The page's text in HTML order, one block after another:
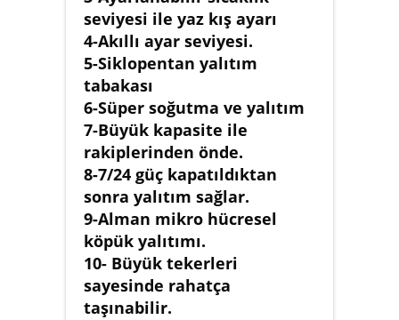
seviyesi ile yaz kış ayarı
4-Akıllı ayar seviyesi.
5-Siklopentan yalıtım
tabakası
6-Süper soğutma ve yalıtım
7-Büyük kapasite ile
rakiplerinden önde.
8-7/24 güç kapatıldıktan
sonra yalıtım sağlar.
9-Alman mikro hücresel
köpük yalıtımı.
10- Büyük tekerleri
sayesinde rahatça
taşınabilir.